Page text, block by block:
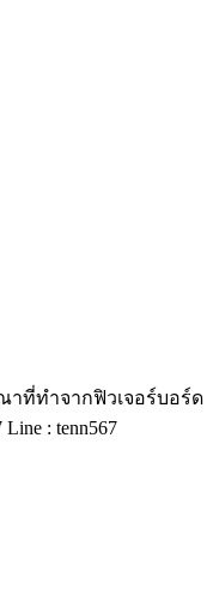
าที่ทำจากฟิวเจอร์บอร์ด
: tenn567